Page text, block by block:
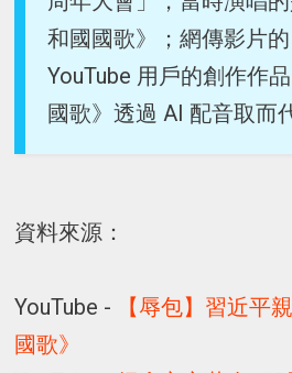
和國國歌》；網傳影片
YouTube 用戶的創作作
國歌》透過 AI 配音取而
資料來源：
YouTube -
【辱包】習近平
國歌》